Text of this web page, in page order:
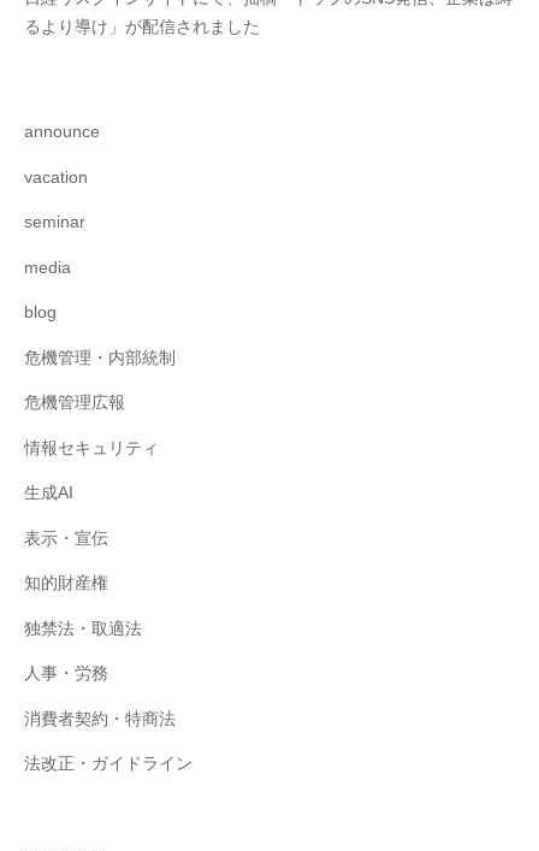
るより導け」が配信されました
announce
vacation
seminar
media
blog
危機管理・内部統制
危機管理広報
情報セキュリティ
生成AI
表示・宣伝
知的財産権
独禁法・取適法
人事・労務
消費者契約・特商法
法改正・ガイドライン